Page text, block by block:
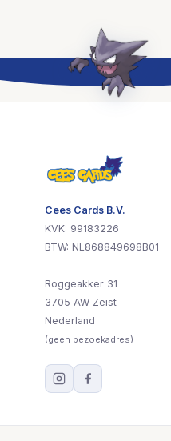
Cees Cards B.V.
KVK: 99183226
BTW: NL868849698B01
Roggeakker 31
3705 AW Zeist
Nederland
(geen bezoekadres)